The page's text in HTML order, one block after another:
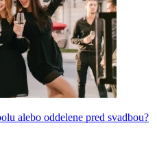
alebo oddelene pred svadbou?